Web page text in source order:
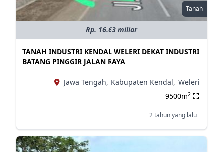
Tanah
Rp. 16.63 miliar
TANAH INDUSTRI KENDAL WELERI DEKAT INDUSTRI
BATANG PINGGIR JALAN RAYA
Jawa Tengah, Kabupaten Kendal, Weleri
9500m2
2 tahun yang lalu